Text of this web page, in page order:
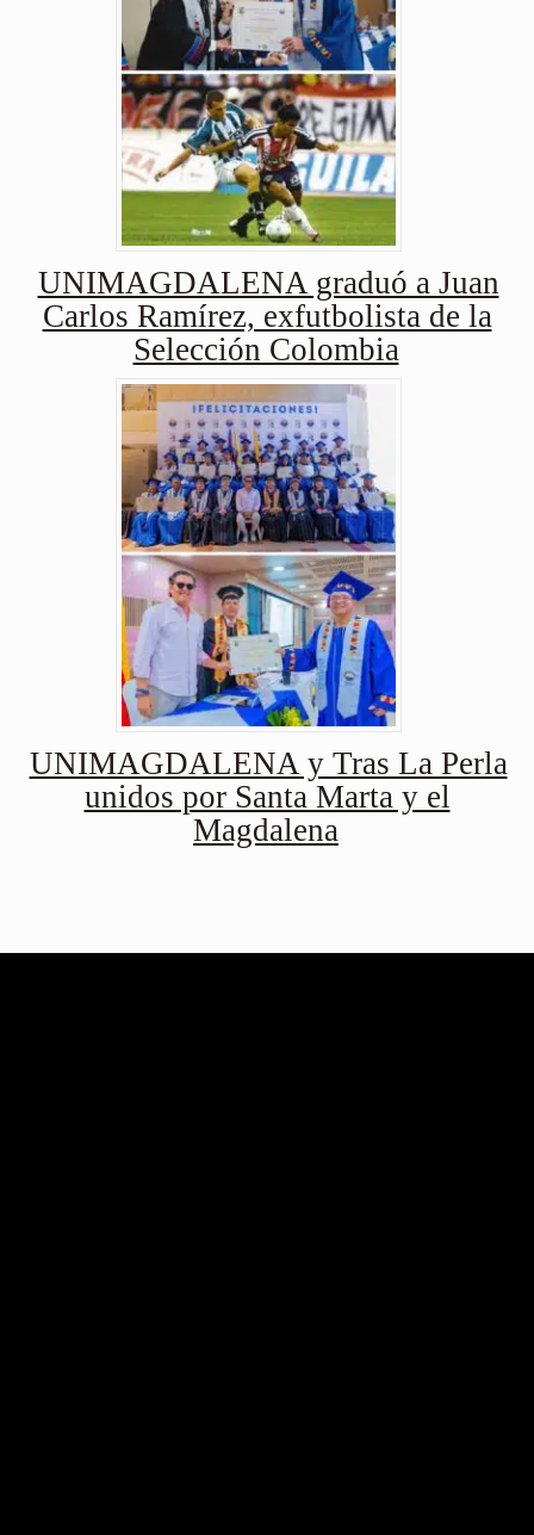
UNIMAGDALENA graduó a Juan
Carlos Ramírez, exfutbolista de la
Selección Colombia
UNIMAGDALENA y Tras La Perla
unidos por Santa Marta y el
Magdalena